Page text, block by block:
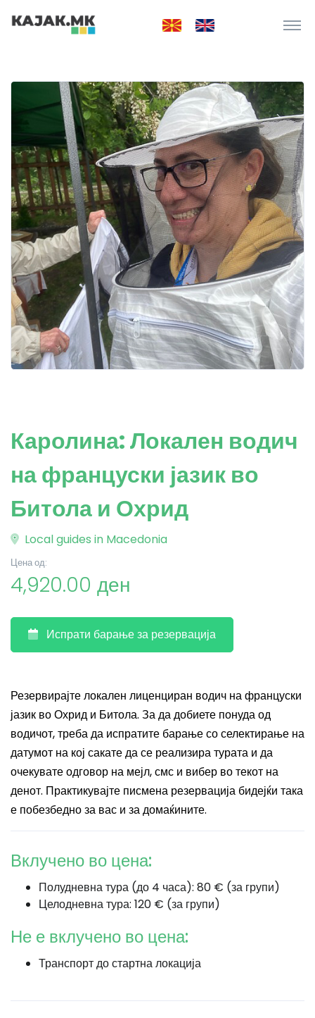
Каролина: Локален водич
на француски јазик во
Битола и Охрид
Local guides in Macedonia
Цена од:
4,920.00 ден
Испрати барање за резервација
Резервирајте локален лиценциран водич на француски
јазик во Охрид и Битола. За да добиете понуда од
водичот, треба да испратите барање со селектирање на
датумот на кој сакате да се реализира турата и да
очекувате одговор на мејл, смс и вибер во текот на
денот. Практикувајте писмена резервација бидејќи така
е побезбедно за вас и за домаќините.
Вклучено во цена:
Полудневна тура (до 4 часа): 80 € (за групи)
Целодневна тура: 120 € (за групи)
Не е вклучено во цена:
Транспорт до стартна локација